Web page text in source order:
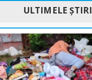
ULTIMELE ȘTIRI